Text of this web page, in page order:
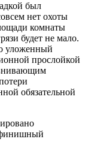
был
нет охоты
комнаты
будет не мало.
уложенный
прослойкой
обязательной
финишный